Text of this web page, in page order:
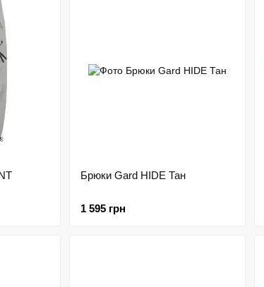
Брюки Gard HIDE Тан
1 595 грн